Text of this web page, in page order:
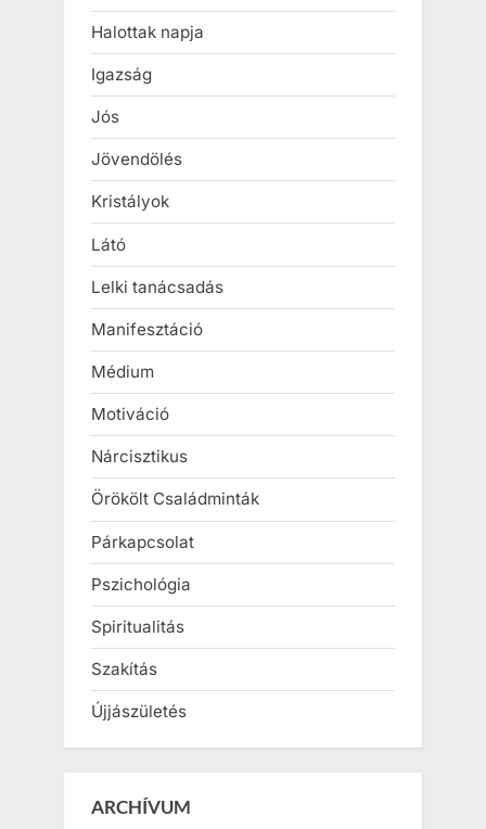
Halottak napja
Igazság
Jós
Jövendölés
Kristályok
Látó
Lelki tanácsadás
Manifesztáció
Médium
Motiváció
Nárcisztikus
Örökölt Családminták
Párkapcsolat
Pszichológia
Spiritualitás
Szakítás
Újjászületés
ARCHÍVUM